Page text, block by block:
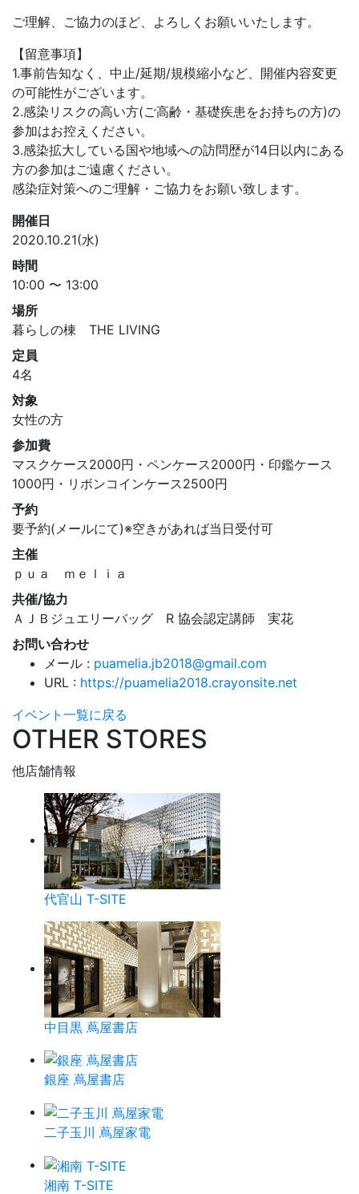
ご理解、ご協力のほど、よろしくお願いいたします。
【留意事項】
1.事前告知なく、中止/延期/規模縮小など、開催内容変更
の可能性がございます。
2.感染リスクの高い方(ご高齢・基礎疾患をお持ちの方)の
参加はお控えください。
3.感染拡大している国や地域への訪問歴が14日以内にある
方の参加はご遠慮ください。
感染症対策へのご理解・ご協力をお願い致します。
開催日
2020.10.21(水)
時間
10:00 〜 13:00
場所
暮らしの棟 THE LIVING
定員
4名
対象
女性の方
参加費
マスクケース2000円・ペンケース2000円・印鑑ケース
1000円・リボンコインケース2500円
予約
要予約(メールにて)※空きがあれば当日受付可
主催
ｐｕａ ｍｅｌｉａ
共催/協力
ＡＪＢジュエリーバッグ R 協会認定講師 実花
お問い合わせ
メール : puamelia.jb2018@gmail.com
URL : https://puamelia2018.crayonsite.net
イベント一覧に戻る
OTHER STORES
他店舗情報
代官山 T-SITE
中目黒 蔦屋書店
銀座 蔦屋書店
二子玉川 蔦屋家電
湘南 T-SITE